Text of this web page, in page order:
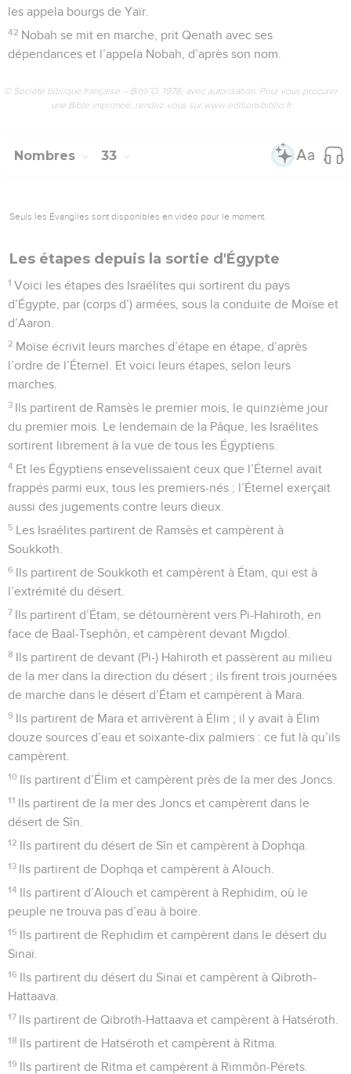
les appela bourgs de Yaïr.
42 Nobah se mit en marche, prit Qenath avec ses
dépendances et l’appela Nobah, d’après son nom.
© Société biblique française – Bibli’O, 1978, avec autorisation. Pour vous procurer
une Bible imprimée, rendez-vous sur www.editionsbiblio.fr
Nombres 33
Seuls les Évangiles sont disponibles en vidéo pour le moment.
Les étapes depuis la sortie d'Égypte
1 Voici les étapes des Israélites qui sortirent du pays
d’Égypte, par (corps d’) armées, sous la conduite de Moïse et
d’Aaron.
2 Moïse écrivit leurs marches d’étape en étape, d’après
l’ordre de l’Éternel. Et voici leurs étapes, selon leurs
marches.
3 Ils partirent de Ramsès le premier mois, le quinzième jour
du premier mois. Le lendemain de la Pâque, les Israélites
sortirent librement à la vue de tous les Égyptiens.
4 Et les Égyptiens ensevelissaient ceux que l’Éternel avait
frappés parmi eux, tous les premiers-nés ; l’Éternel exerçait
aussi des jugements contre leurs dieux.
5 Les Israélites partirent de Ramsès et campèrent à
Soukkoth.
6 Ils partirent de Soukkoth et campèrent à Étam, qui est à
l’extrémité du désert.
7 Ils partirent d’Étam, se détournèrent vers Pi-Hahiroth, en
face de Baal-Tsephôn, et campèrent devant Migdol.
8 Ils partirent de devant (Pi-) Hahiroth et passèrent au milieu
de la mer dans la direction du désert ; ils firent trois journées
de marche dans le désert d’Étam et campèrent à Mara.
9 Ils partirent de Mara et arrivèrent à Élim ; il y avait à Élim
douze sources d’eau et soixante-dix palmiers : ce fut là qu’ils
campèrent.
10 Ils partirent d’Élim et campèrent près de la mer des Joncs.
11 Ils partirent de la mer des Joncs et campèrent dans le
désert de Sîn.
12 Ils partirent du désert de Sîn et campèrent à Dophqa.
13 Ils partirent de Dophqa et campèrent à Alouch.
14 Ils partirent d’Alouch et campèrent à Rephidim, où le
peuple ne trouva pas d’eau à boire.
15 Ils partirent de Rephidim et campèrent dans le désert du
Sinaï.
16 Ils partirent du désert du Sinaï et campèrent à Qibroth-
Hattaava.
17 Ils partirent de Qibroth-Hattaava et campèrent à Hatséroth.
18 Ils partirent de Hatséroth et campèrent à Ritma.
19 Ils partirent de Ritma et campèrent à Rimmôn-Pérets.